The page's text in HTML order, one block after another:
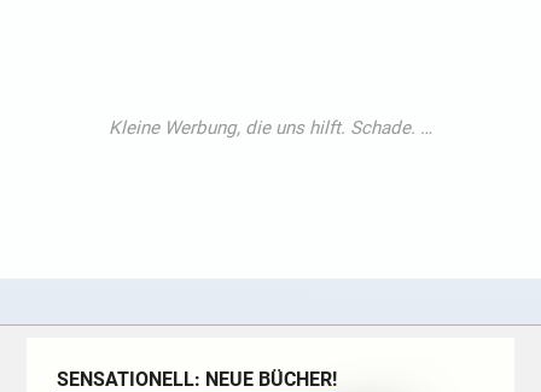
SENSATIONELL: NEUE BÜCHER!